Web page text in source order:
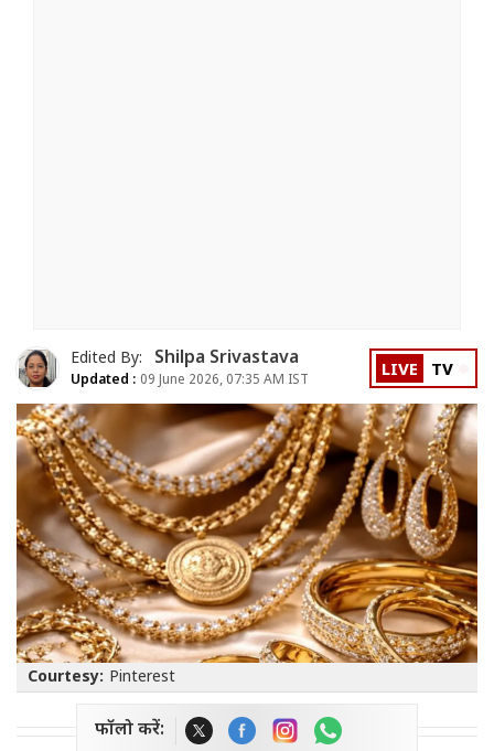
Edited By: Shilpa Srivastava
Updated : 09 June 2026, 07:35 AM IST LIVE TV
Courtesy: Pinterest
फॉलो करें: